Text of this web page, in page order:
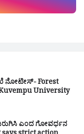
ನೋಟೀಸ್- Forest
University
ಎಂದ ಗೋವರ್ಧನ